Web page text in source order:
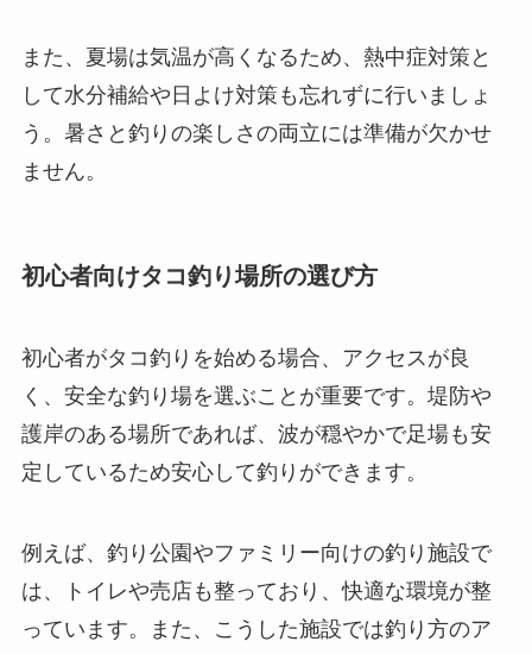
また、夏場は気温が高くなるため、熱中症対策と
して水分補給や日よけ対策も忘れずに行いましょ
う。暑さと釣りの楽しさの両立には準備が欠かせ
ません。
初心者向けタコ釣り場所の選び方
初心者がタコ釣りを始める場合、アクセスが良
く、安全な釣り場を選ぶことが重要です。堤防や
護岸のある場所であれば、波が穏やかで足場も安
定しているため安心して釣りができます。
例えば、釣り公園やファミリー向けの釣り施設で
は、トイレや売店も整っており、快適な環境が整
っています。また、こうした施設では釣り方のア